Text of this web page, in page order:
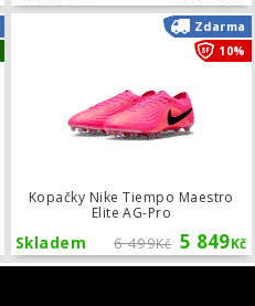
Kopačky Nike Tiempo Ligera Pro TF
Kopačky Nike Tiempo Maestro
Elite AG-Pro
6 499Kč 5 849Kč
Skladem
Zdarma
10%